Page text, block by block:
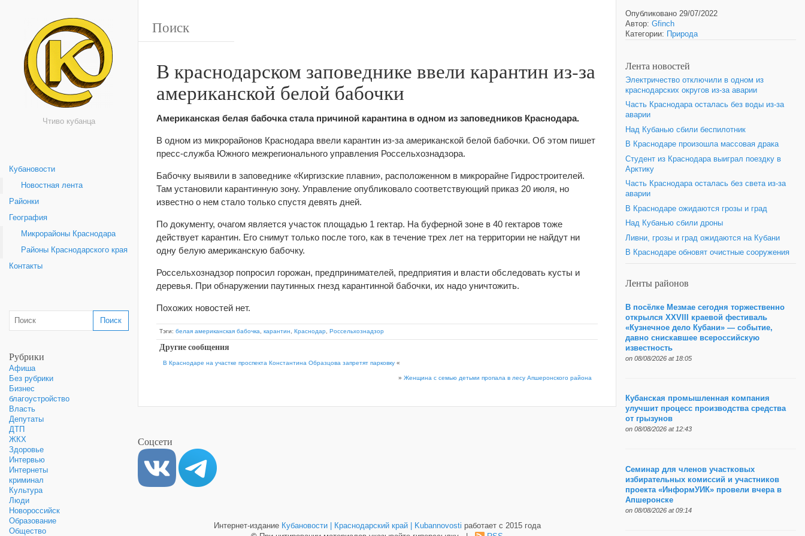
Чтиво кубанца
Кубановости
Новостная лента
Районки
География
Микрорайоны Краснодара
Районы Краснодарского края
Контакты
Рубрики
Афиша
Без рубрики
Бизнес
благоустройство
Власть
Депутаты
ДТП
ЖКХ
Здоровье
Интервью
Интернеты
криминал
Культура
Люди
Новороссийск
Образование
Общество
В краснодарском заповеднике ввели карантин из-за
американской белой бабочки
Американская белая бабочка стала причиной карантина в одном из заповедников Краснодара.
В одном из микрорайонов Краснодара ввели карантин из-за американской белой бабочки. Об этом пишет
пресс-служба Южного межрегионального управления Россельхознадзора.
Бабочку выявили в заповеднике «Киргизские плавни», расположенном в микрорайне Гидростроителей.
Там установили карантинную зону. Управление опубликовало соответствующий приказ 20 июля, но
известно о нем стало только спустя девять дней.
По документу, очагом является участок площадью 1 гектар. На буферной зоне в 40 гектаров тоже
действует карантин. Его снимут только после того, как в течение трех лет на территории не найдут ни
одну белую американскую бабочку.
Россельхознадзор попросил горожан, предпринимателей, предприятия и власти обследовать кусты и
деревья. При обнаружении паутинных гнезд карантинной бабочки, их надо уничтожить.
Похожих новостей нет.
Тэги: белая американская бабочка карантин Краснодар Россельхознадзор
Другие сообщения
В Краснодаре на участке проспекта Константина Образцова запретят парковку «
» Женщина с семью детьми пропала в лесу Апшеронского района
Опубликовано 29/07/2022
Автор: Gfinch
Категории:
Природа
Лента новостей
Электричество отключили в одном из
краснодарских округов из-за аварии
Часть Краснодара осталась без воды из-за
аварии
Над Кубанью сбили беспилотник
В Краснодаре произошла массовая драка
Студент из Краснодара выиграл поездку в
Арктику
Часть Краснодара осталась без света из-за
аварии
В Краснодаре ожидаются грозы и град
Над Кубанью сбили дроны
Ливни, грозы и град ожидаются на Кубани
В Краснодаре обновят очистные сооружения
Ленты районов
В посёлке Мезмае сегодня торжественно
открылся XXVIII краевой фестиваль
«Кузнечное дело Кубани» — событие,
давно снискавшее всероссийскую
известность
on 08/08/2026 at 18:05
Кубанская промышленная компания
улучшит процесс производства средства
от грызунов
on 08/08/2026 at 12:43
Семинар для членов участковых
избирательных комиссий и участников
проекта «ИнформУИК» провели вчера в
Апшеронске
on 08/08/2026 at 09:14
Соцсети
Интернет-издание Кубановости | Краснодарский край | Kubannovosti работает с 2015 года